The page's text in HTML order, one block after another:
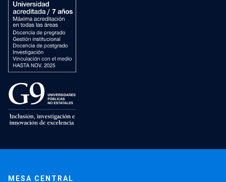
MESA CENTRAL